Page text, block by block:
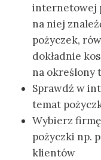
internetowej
na niej
pożyczek,
dokładnie
na określony
Sprawdź w
temat
Wybierz
pożyczki np.
klientów